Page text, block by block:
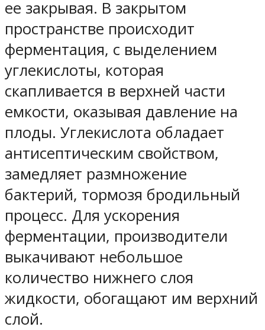
ее закрывая. В закрытом
пространстве происходит
ферментация, с выделением
углекислоты, которая
скапливается в верхней части
емкости, оказывая давление на
плоды. Углекислота обладает
антисептическим свойством,
замедляет размножение
бактерий, тормозя бродильный
процесс. Для ускорения
ферментации, производители
выкачивают небольшое
количество нижнего слоя
жидкости, обогащают им верхний
слой.